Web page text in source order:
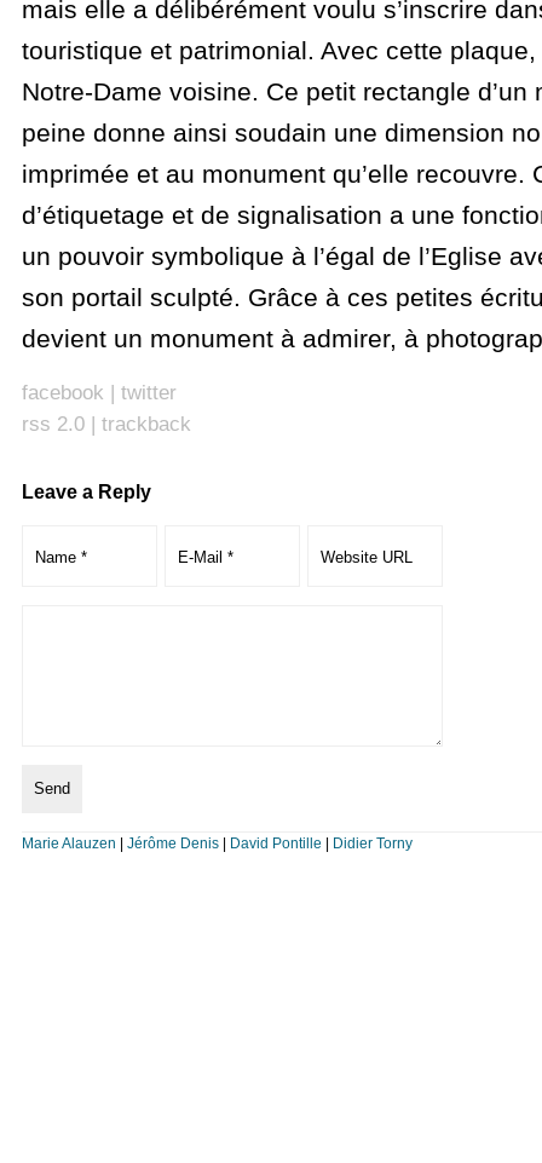
mais elle a délibérément voulu s’inscrire
touristique et patrimonial. Avec cette
Notre-Dame voisine. Ce petit rectangle d’un
peine donne ainsi soudain une dimension
imprimée et au monument qu’elle recouvre.
d’étiquetage et de signalisation a une
un pouvoir symbolique à l’égal de l’Eglise
son portail sculpté. Grâce à ces petites
devient un monument à admirer, à
facebook | twitter
rss 2.0| trackback
Leave a Reply
Marie Alauzen Jérôme Denis| David Pontille Didier Torny